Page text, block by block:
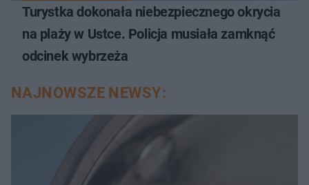
Turystka dokonała niebezpiecznego okrycia
na plaży w Ustce. Policja musiała zamknąć
odcinek wybrzeża
NAJNOWSZE NEWSY: